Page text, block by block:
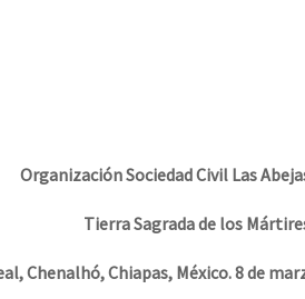
Organización Sociedad Civil Las
Tierra Sagrada de los
Chenalhó, Chiapas, México. 8 de